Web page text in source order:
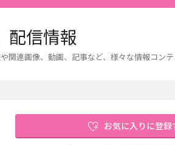
配信情報
連画像、動画、記事など、様々な情報コンテ
お気に入りに登録